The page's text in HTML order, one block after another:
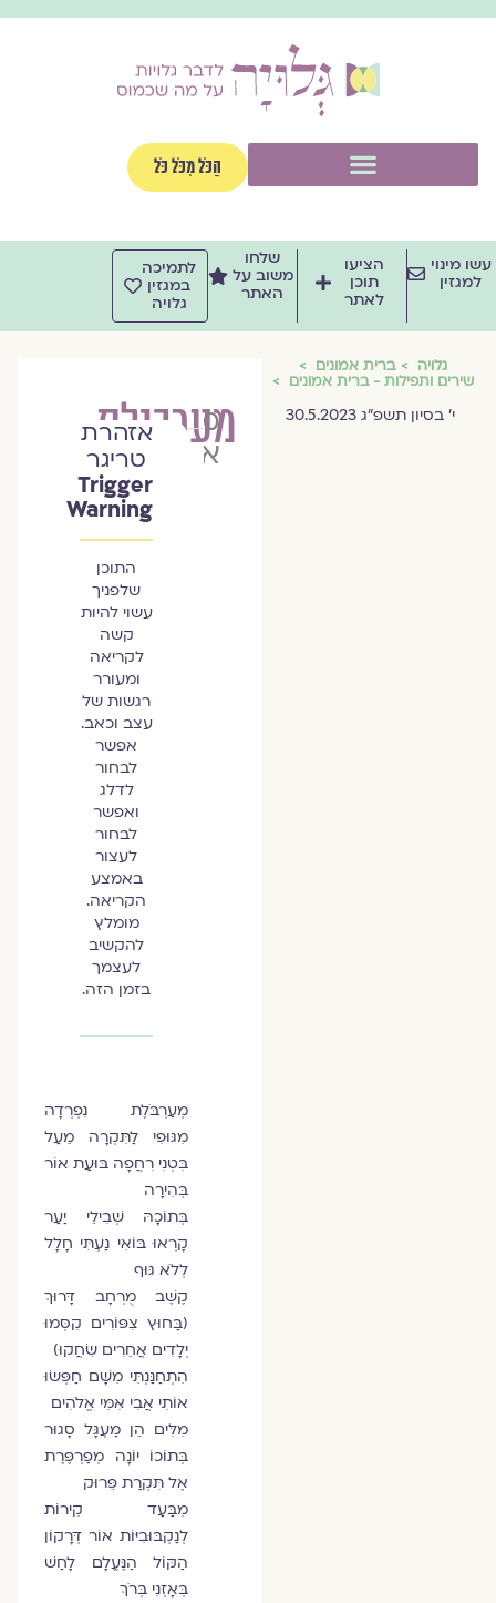
הַכֹּל מִכֹּל כֹּל
מינוי
למגזין
הציעו
תוכן
לאתר
שלחו
משוב על
האתר
לתמיכה
במגזין
גלויה
גלויה ברית אמונים
שירים ותפילות - ברית אמונים
י׳ בסיון תשפ״ג 30.5.2023 מערבולת
מוריה
אשכנזי
אזהרת
טריגר
Trigger
Warning
התוכן
שלפניך
עשוי להיות
קשה
לקריאה
ומעורר
רגשות של
עצב וכאב.
אפשר
לבחור
לדלג
ואפשר
לבחור
לעצור
באמצע
הקריאה.
מומלץ
להקשיב
לעצמך
בזמן הזה.
מְעַרְבֹּלֶת נִפְרְדָה
מִגּוּפִי לַתִּקְרָה מֵעַל
בִּטְנִי רִחֲפָה בּוּעַת אוֹר
בְּהִירָה
בְּתוֹכָהּ שְׁבִילֵי יַעַר
קָרְאוּ בּוֹאִי נַעְתִּי חָלָל
לְלֹא גּוּף
קֶשֶׁב מֻרְחָב דָּרוּךְ
(בַּחוּץ צִפּוֹרִים קִסְּמוּ
יְלָדִים אֲחֵרִים שִׂחֲקוּ)
הִתְחַנַּנְתִּי מִשָּׁם חַפְּשׂוּ
אוֹתִי אֲבִי אִמִּי אֱלֹהִים
מִלִּים הֵן מַעְגָּל סָגוּר
בְּתוֹכוֹ יוֹנָה מְפַרְפֶּרֶת
אֶל תִּקְרַת פֵּרוּק
מִבַּעַד קִירוֹת
לְנַקְבּוּבִיּוֹת אוֹר דְּרָקוֹן
הַקּוֹל הַנֶּעֱלָם לָחַשׁ
בְּאָזְנִי בְּרֹךְ